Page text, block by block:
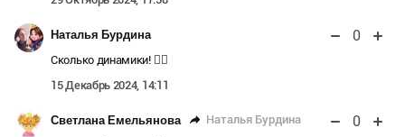
Наталья Бурдина 0
Сколько динамики! 👍🏼
15 Декабрь 2024, 14:11
Светлана Емельянова Наталья Бурдина 0